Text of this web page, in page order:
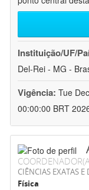
Instituição/UF/
Del-Rei - MG -
Vigência: Tue
00:00:00 BRT
CIÊNCIAS EXATAS E
Física